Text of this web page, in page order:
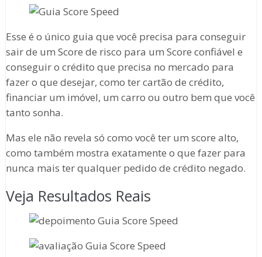
Esse é o único guia que você precisa para conseguir
sair de um Score de risco para um Score confiável e
conseguir o crédito que precisa no mercado para
fazer o que desejar, como ter cartão de crédito,
financiar um imóvel, um carro ou outro bem que você
tanto sonha.
Mas ele não revela só como você ter um score alto,
como também mostra exatamente o que fazer para
nunca mais ter qualquer pedido de crédito negado.
Veja Resultados Reais